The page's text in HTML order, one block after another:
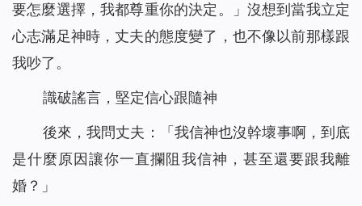
要怎麼選擇，我都尊重你的決定。」沒想到當我立定
心志滿足神時，丈夫的態度變了，也不像以前那樣跟
我吵了。
識破謠言，堅定信心跟隨神
後來，我問丈夫：「我信神也沒幹壞事啊，到底
是什麼原因讓你一直攔阻我信神，甚至還要跟我離
婚？」